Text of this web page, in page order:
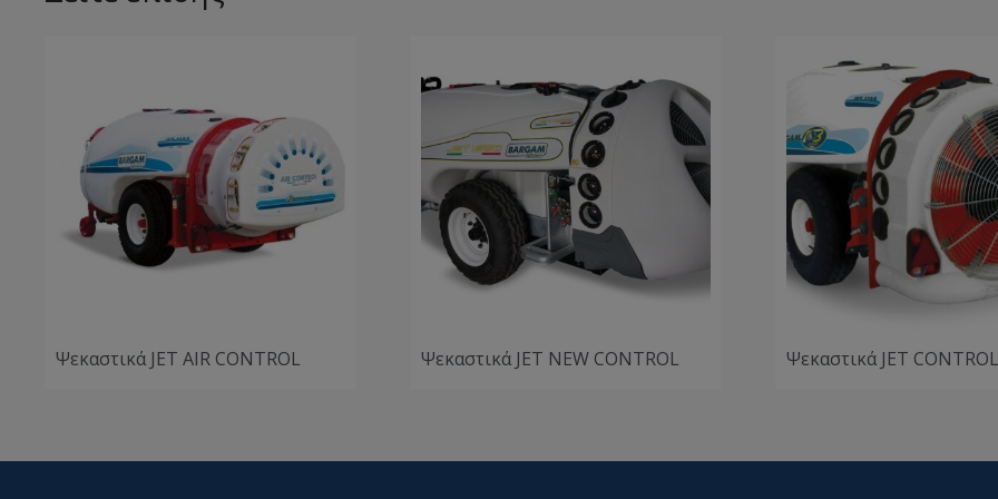
Ψεκαστικά JET AIR CONTROL Ψεκαστικά JET NEW CONTROL Ψεκαστικά JET CONTROL